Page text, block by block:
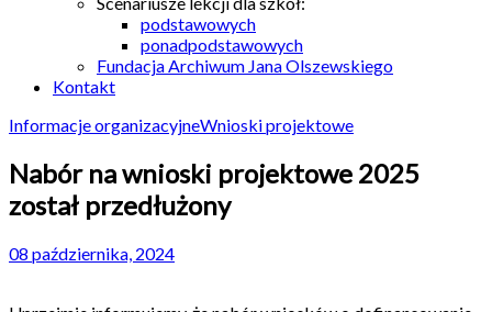
podstawowych
ponadpodstawowych
Fundacja Archiwum Jana Olszewskiego
Kontakt
Informacje organizacyjneWnioski projektowe
Nabór na wnioski projektowe 2025
został przedłużony
08 października, 2024